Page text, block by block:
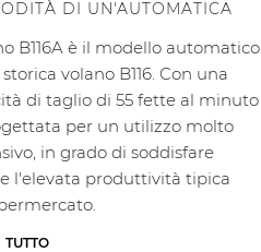
DI UN'AUTOMATICA
B116A è il modello automatico
volano B116. Con una
di taglio di 55 fette al minuto
per un utilizzo molto
in grado di soddisfare
l'elevata produttività tipica
TUTTO